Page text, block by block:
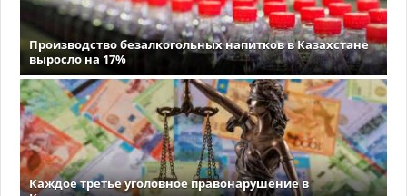
Производство безалкогольных напитков в Казахстане
выросло на 17%
Каждое третье уголовное правонарушение в